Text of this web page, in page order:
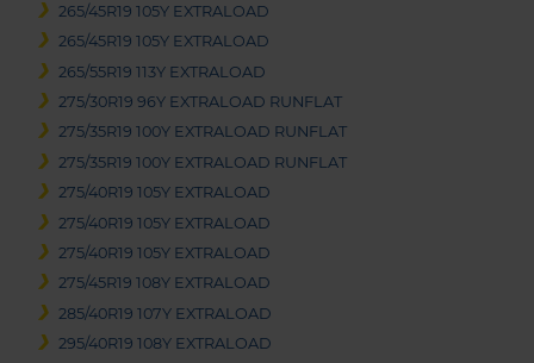
265/45R19 105Y EXTRALOAD
265/45R19 105Y EXTRALOAD
265/55R19 113Y EXTRALOAD
275/30R19 96Y EXTRALOAD RUNFLAT
275/35R19 100Y EXTRALOAD RUNFLAT
275/35R19 100Y EXTRALOAD RUNFLAT
275/40R19 105Y EXTRALOAD
275/40R19 105Y EXTRALOAD
275/40R19 105Y EXTRALOAD
275/45R19 108Y EXTRALOAD
285/40R19 107Y EXTRALOAD
295/40R19 108Y EXTRALOAD